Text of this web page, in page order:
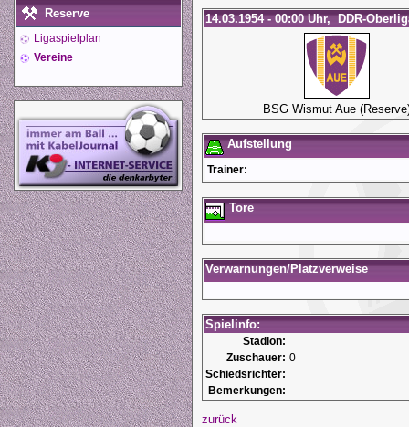
Reserve
Ligaspielplan
Vereine
14.03.1954 - 00:00 Uhr, DDR-
BSG Wismut Aue
Aufstellung
Trainer:
Tore
Verwarnungen/Platzverweise
Spielinfo:
Stadion:
Zuschauer: 0
Schiedsrichter:
Bemerkungen:
zurück